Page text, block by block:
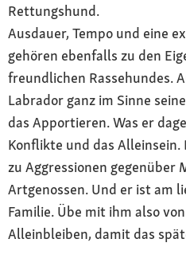
Rettungshund.
Ausdauer, Tempo und eine
gehören ebenfalls zu den
freundlichen Rassehundes.
Labrador ganz im Sinne
das Apportieren. Was er
Konflikte und das
zu Aggressionen gegenüber
Artgenossen. Und er ist am
Familie. Übe mit ihm also
Alleinbleiben, damit das